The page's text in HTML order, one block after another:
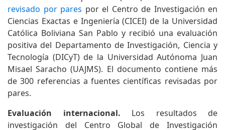
revisado por pares por el Centro de Investigación en
Ciencias Exactas e Ingeniería (CICEI) de la Universidad
Católica Boliviana San Pablo y recibió una evaluación
positiva del Departamento de Investigación, Ciencia y
Tecnología (DICyT) de la Universidad Autónoma Juan
Misael Saracho (UAJMS). El documento contiene más
de 300 referencias a fuentes científicas revisadas por
pares.
Evaluación internacional. Los resultados de
investigación del Centro Global de Investigación